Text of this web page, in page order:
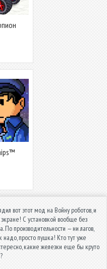
вот этот мод на Войну роботов, и
С установкой вообще без
По производительности — ни лагов,
надо, просто пушка! Кто тут уже
какие железки еще бы круто